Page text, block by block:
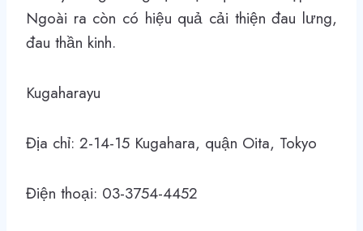
Ngoài ra còn có hiệu quả cải thiện đau lưng,
đau thần kinh.
Kugaharayu
Địa chỉ: 2-14-15 Kugahara, quận Oita, Tokyo
Điện thoại: 03-3754-4452